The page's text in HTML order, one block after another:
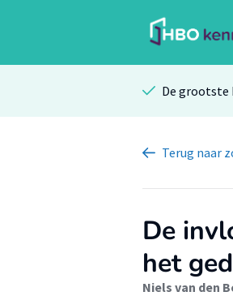
De grootste
Terug naar
De
het
Niels van den